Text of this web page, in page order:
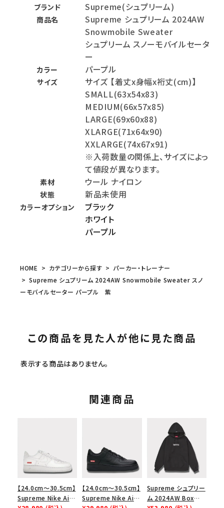
ブランド Supreme(シュプリーム)
商品名
Supreme シュプリーム 2024AW
Snowmobile Sweater
シュプリーム スノーモバイルセータ
ー
カラー パープル
サイズ
サイズ 【着丈x身幅x裄丈(cm)】
SMALL(63x54x83)
MEDIUM(66x57x85)
LARGE(69x60x88)
XLARGE(71x64x90)
XXLARGE(74x67x91)
※入荷数量の関係上、サイズによっ
て値段が異なります。
素材 ウール ナイロン
状態 新品未使用
カラーオプション
ブラック
ホワイト
パープル
HOME カテゴリーから探す
パーカー・トレーナー
Supreme シュプリーム 2024AW Snowmobile Sweater スノ
ーモバイルセーター パープル 紫
この商品を見た人が他に見た商品
表示する商品はありません。
関連商品
【24.0cm～30.5cm】
Supreme Nike Air
【24.0cm～30.5cm】
Supreme Nike Air
Supreme シュプリー
ム 2024AW Box